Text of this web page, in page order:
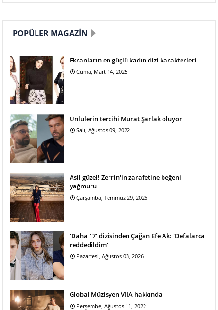
POPÜLER MAGAZIN
Ekranların en güçlü kadın dizi karakterleri
Cuma, Mart 14, 2025
Ünlülerin tercihi Murat Şarlak oluyor
Salı, Ağustos 09, 2022
Asil güzel! Zerrin'in zarafetine beğeni
yağmuru
Çarşamba, Temmuz 29, 2026
'Daha 17' dizisinden Çağan Efe Ak: 'Defalarca
reddedildim'
Pazartesi, Ağustos 03, 2026
Global Müzisyen VIIA hakkında
Perşembe, Ağustos 11, 2022